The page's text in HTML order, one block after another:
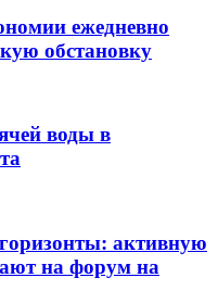
ежедневно
обстановку
воды в
активную
на форум на